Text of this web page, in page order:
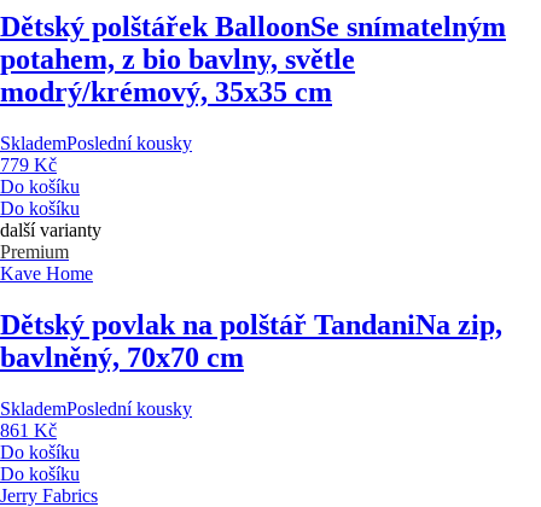
Dětský polštářek BalloonSe snímatelným
potahem, z bio bavlny, světle
modrý/krémový, 35x35 cm
SklademPoslední kousky
779 Kč
Do košíku
Do košíku
další varianty
Premium
Kave Home
Dětský povlak na polštář TandaniNa zip,
bavlněný, 70x70 cm
SklademPoslední kousky
861 Kč
Do košíku
Do košíku
Jerry Fabrics